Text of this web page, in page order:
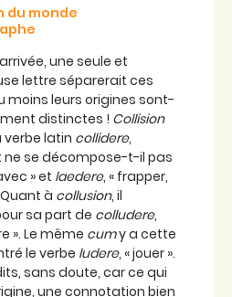
du monde
une seule et
lettre séparerait ces
moins leurs origines sont-
distinctes ! Collision
verbe latin collidere,
: ne se décompose-t-il pas
» et laedere, « frapper,
à collusion, il
sa part de colludere,
». Le même cumy a cette
le verbe ludere, « jouer ».
sans doute, car ce qui
une connotation bien